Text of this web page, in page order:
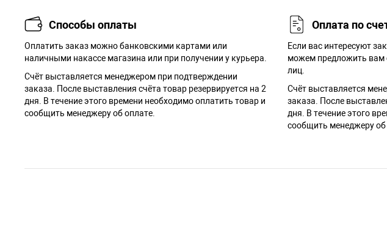
Способы оплаты
Оплатить заказ можно банковскими картами или
наличными накассе магазина или при получении у курьера.
Cчёт выставляется менеджером при подтверждении
заказа. После выставления счёта товар резервируется на 2
дня. В течение этого времени необходимо оплатить товар и
сообщить менеджеру об оплате.
Оплата по
Если вас интересуют
можем предложить вам
лиц.
Счёт выставляется
заказа. После
дня. В течение этого
сообщить менеджеру об